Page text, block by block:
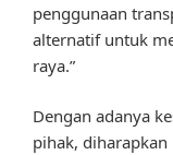
penggunaan
alternatif untuk
raya.”
Dengan adanya
pihak,